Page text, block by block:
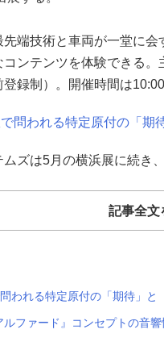
先端技術と車両が一堂に
コンテンツを体験できる
録制）。開催時間は10:00
問われる特定原付の「期
ズは5月の横浜展に続き
記事全文
われる特定原付の「期待」と
ルファード』コンセプトの音